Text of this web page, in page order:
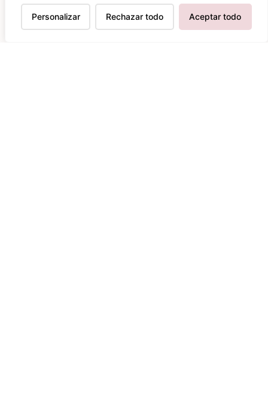
Personalizar Rechazar todo Aceptar todo
Suscríbete para estar al día de
las novedades